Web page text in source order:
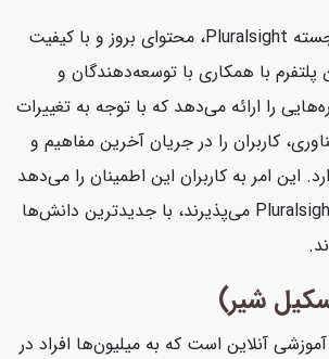
یکی از ویژگی‌های برجسته Pluralsight، محتوای بروز و با کیفیت
با همکاری با توسعه‌دهندگان و
را ارائه می‌دهد که با توجه به تغییرات
کاربران را در جریان آخرین مفاهیم و
این امر به کاربران این اطمینان را می‌دهد
که دوره‌هایی که در Pluralsight می‌پذیرند، با جدیدترین دانش‌ها
آنلاین است که به میلیون‌ها افراد در